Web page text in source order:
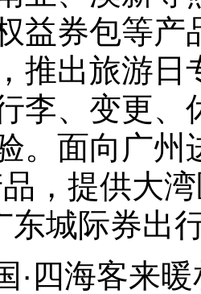
益券包等产
推出旅游日
李、变更
。面向广州
，提供大
东城际券出
·四海客来